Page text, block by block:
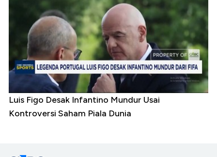
Luis Figo Desak Infantino Mundur Usai
Kontroversi Saham Piala Dunia